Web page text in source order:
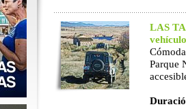
LAS
vehículo
Parque